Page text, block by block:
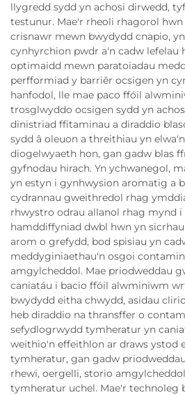
llygredd sydd yn achosi dirwedd,
testunur. Mae'r rheoli rhagorol
crisnawr mewn bwydydd cnapio,
cynhyrchion pwdr a'n cadw lefelau
optimaidd mewn paratoiadau
perfformiad y barriêr ocsigen yn
hanfodol, lle mae paco ffóil
trosglwyddo ocsigen sydd yn
dinistriad ffitaminau a diraddio
sydd â oleuon a threithiau yn
diogelwyaeth hon, gan gadw blas
gyfnodau hirach. Yn ychwanegol,
yn estyn i gynhwysion aromatig a
cydrannau gweithredol rhag
rhwystro odrau allanol rhag mynd i
hamddiffyniad dwbl hwn yn
arom o grefydd, bod spisiau yn
meddyginiaethau'n osgoi
amgylcheddol. Mae priodweddau
caniatáu i bacio ffóil alwminiwm
bwydydd eitha chwydd, asidau
heb diraddio na thransffer o
sefydlogrwydd tymheratur yn
weithio'n effeithlon ar draws ystod
tymheratur, gan gadw
rhewi, oergelli, storio
tymheratur uchel. Mae'r technoleg